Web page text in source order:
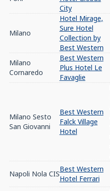
City
Milano
Hotel Mirage,
Sure Hotel
Collection by
Best Western
Milano
Cornaredo
Best Western
Plus Hotel Le
Favaglie
Milano Sesto
San Giovanni
Best Western
Falck Village
Hotel
Napoli Nola CIS
Best Western
Hotel Ferrari